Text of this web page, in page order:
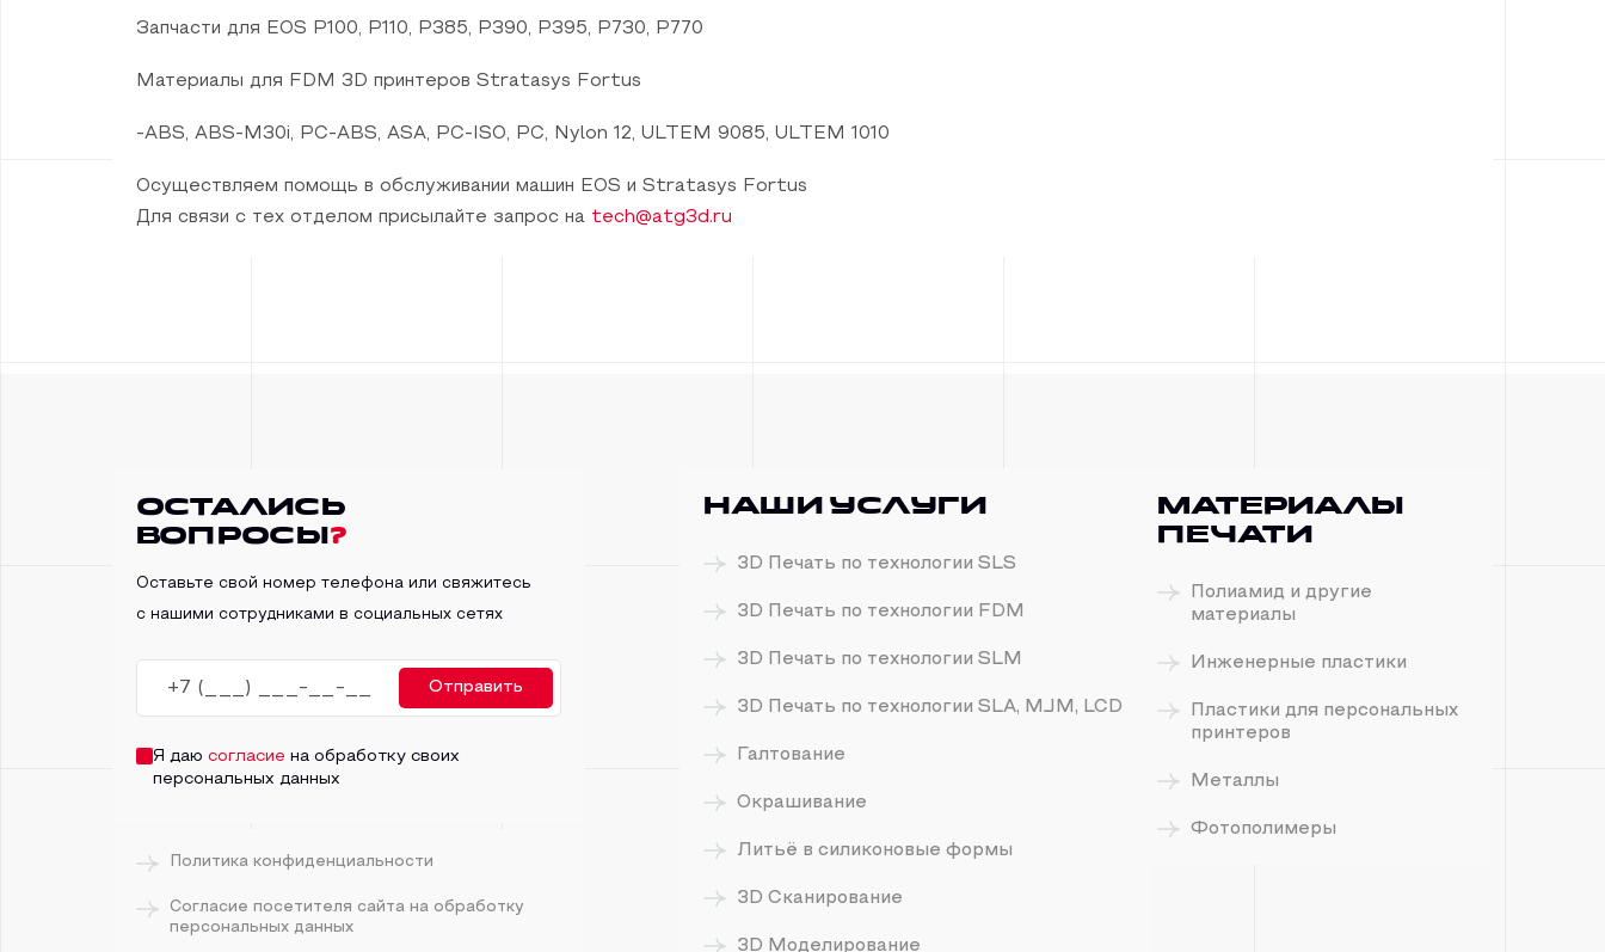
Запчасти для EOS P100, P110, P385, P390, P395, P730, P770
Материалы для FDM 3D принтеров Stratasys Fortus
-ABS, ABS-M30i, PC-ABS, ASA, PC-ISO, PC, Nylon 12, ULTEM 9085, ULTEM 1010
Осуществляем помощь в обслуживании машин EOS и Stratasys Fortus
Для связи с тех отделом присылайте запрос на tech@atg3d.ru
Остались
вопросы ?
Оставьте свой номер телефона или свяжитесь
с нашими сотрудниками в социальных сетях
Отправить
Я даю согласие на обработку своих
персональных данных
Политика конфиденциальности
Согласие посетителя сайта на обработку
персональных данных
Наши услуги
3D Печать по технологии SLS
3D Печать по технологии FDM
3D Печать по технологии SLM
3D Печать по технологии SLA, MJM, LCD
Галтование
Окрашивание
Литьё в силиконовые формы
3D Сканирование
3D Моделирование
Материалы
печати
Полиамид и другие
материалы
Инженерные пластики
Пластики для персональных
принтеров
Металлы
Фотополимеры